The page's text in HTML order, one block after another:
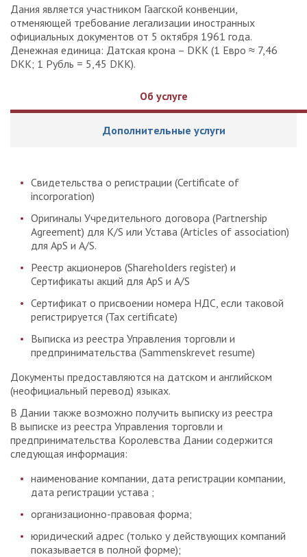
Дания является участником Гаагской конвенции,
отменяющей требование легализации иностранных
официальных документов от 5 октября 1961 года.
Денежная единица: Датская крона – DKK (1 Евро ≈ 7,46
DKK; 1 Рубль = 5,45 DKK).
Об услуге
Дополнительные услуги
Свидетельства о регистрации (Certificate of
incorporation)
Оригиналы Учредительного договора (Partnership
Agreement) для K/S или Устава (Articles of association)
для ApS и A/S.
Реестр акционеров (Shareholders register) и
Сертификаты акций для ApS и A/S
Сертификат о присвоении номера НДС, если таковой
регистрируется (Tax certificate)
Выписка из реестра Управления торговли и
предпринимательства (Sammenskrevet resume)
Документы предоставляются на датском и английском
(неофициальный перевод) языках.
В Дании также возможно получить выписку из реестра
В выписке из реестра Управления торговли и
предпринимательства Королевства Дании содержится
следующая информация:
наименование компании, дата регистрации компании,
дата регистрации устава ;
организационно-правовая форма;
юридический адрес (только у действующих компаний
показывается в полной форме);